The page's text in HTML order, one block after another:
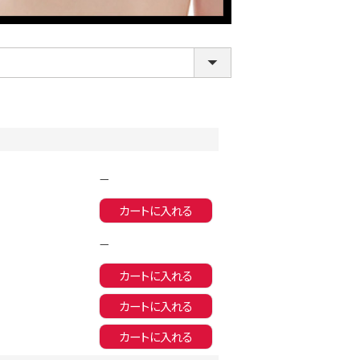
LINE連携でクーポンもらえる!!
—
カートに入れる
—
カートに入れる
カートに入れる
カートに入れる